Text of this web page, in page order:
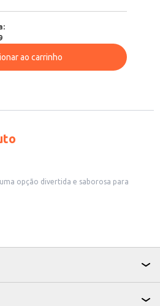
ao carrinho
opção divertida e saborosa para
Em embalagem individual, é ideal
escolha prática e deliciosa para quem